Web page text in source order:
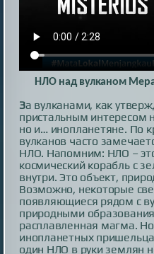
НЛО над вулканом
За вулканами, как
пристальным интересом
но и… инопланетяне. По
вулканов часто
НЛО. Напомним: НЛО –
космический корабль с
внутри. Это объект,
Возможно, некоторые
появляющиеся рядом с
природными
расплавленная магма.
инопланетных
один НЛО в руки землян